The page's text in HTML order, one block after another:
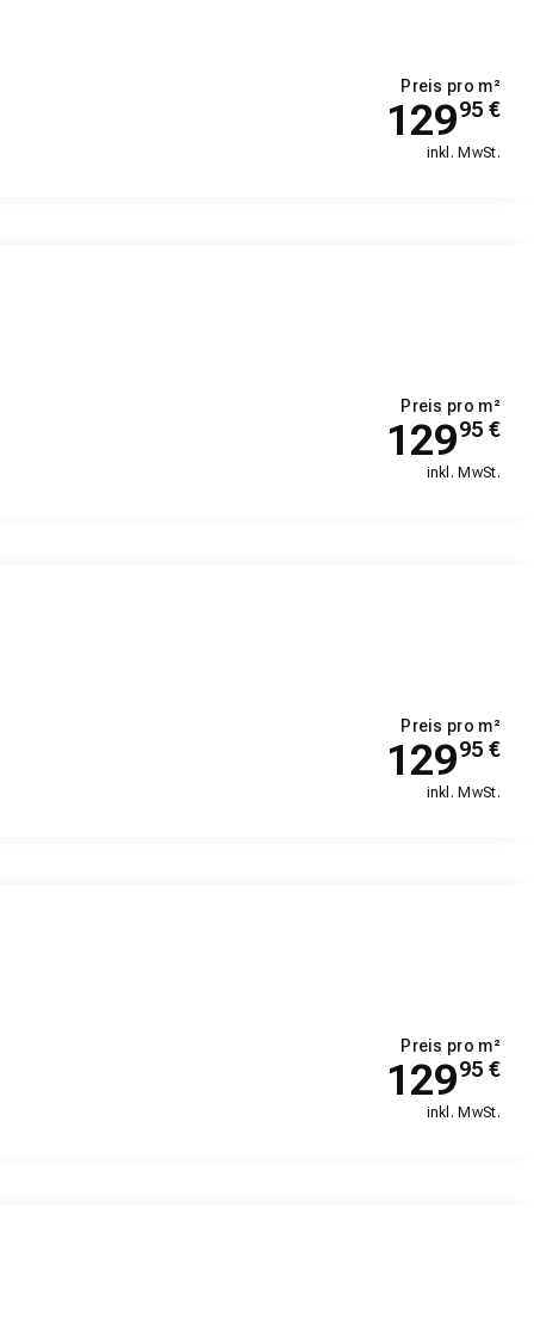
Preis pro m²
12995 €
inkl. MwSt.
Preis pro m²
12995 €
inkl. MwSt.
Preis pro m²
12995 €
inkl. MwSt.
Preis pro m²
12995 €
inkl. MwSt.